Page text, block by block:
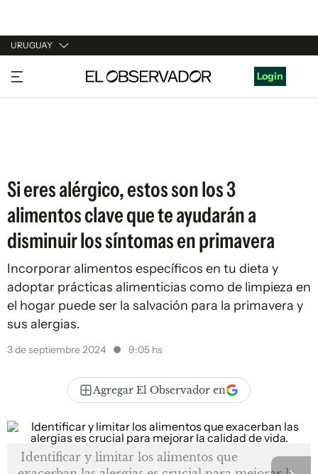
URUGUAY
URUGUAY
ARGENTINA
Login
Si eres alérgico, estos son los 3
alimentos clave que te ayudarán a
disminuir los síntomas en primavera
Incorporar alimentos específicos en tu dieta y
adoptar prácticas alimenticias como de limpieza en
el hogar puede ser la salvación para la primavera y
sus alergias.
3 de septiembre 2024 9:05 hs
Agregar El Observador en
Identificar y limitar los alimentos que